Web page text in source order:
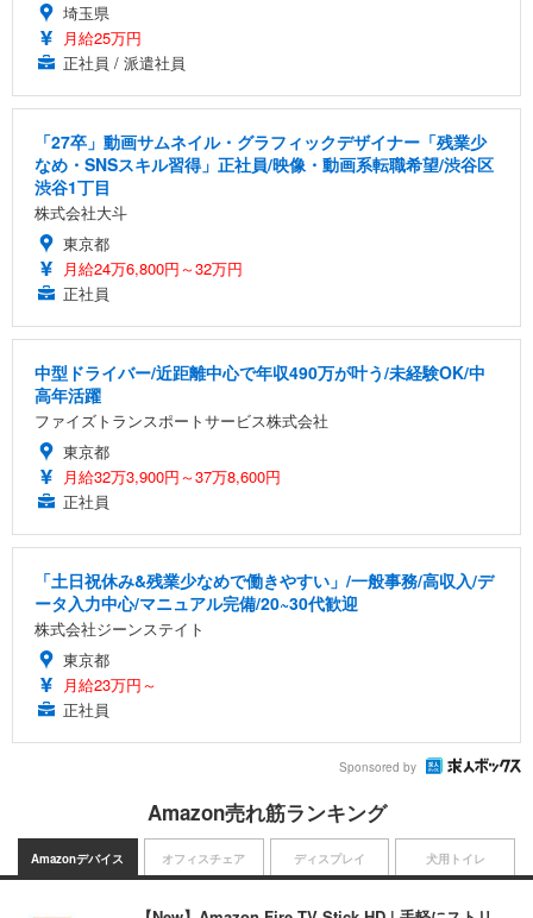
埼玉県
月給25万円
正社員 / 派遣社員
「27卒」動画サムネイル・グラフィックデザイナー「残業少
なめ・SNSスキル習得」正社員/映像・動画系転職希望/渋谷区
渋谷1丁目
株式会社大斗
東京都
月給24万6,800円～32万円
正社員
中型ドライバー/近距離中心で年収490万が叶う/未経験OK/中
高年活躍
ファイズトランスポートサービス株式会社
東京都
月給32万3,900円～37万8,600円
正社員
「土日祝休み&残業少なめで働きやすい」/一般事務/高収入/デ
ータ入力中心/マニュアル完備/20~30代歓迎
株式会社ジーンステイト
東京都
月給23万円～
正社員
Sponsored by
Amazon売れ筋ランキング
Amazonデバイス オフィスチェア ディスプレイ 犬用トイレ